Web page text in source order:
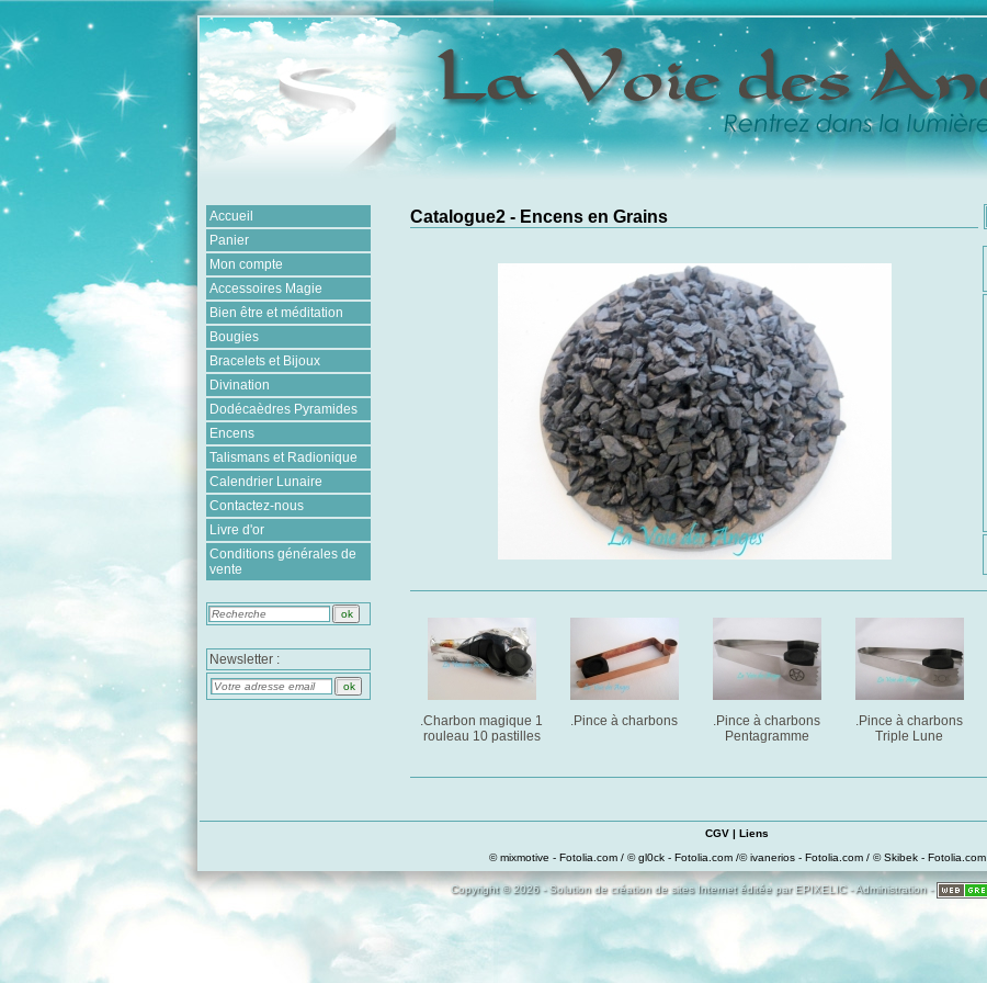
Accueil
Panier
Mon compte
Accessoires Magie
Bien être et méditation
Bougies
Bracelets et Bijoux
Divination
Dodécaèdres Pyramides
Encens
Talismans et Radionique
Calendrier Lunaire
Contactez-nous
Livre d'or
Conditions générales de
vente
Newsletter :
Catalogue2 - Encens en Grains
.Charbon magique 1
rouleau 10 pastilles
.Pince à charbons
.Pince à charbons
Pentagramme
.Pince à charbons
Triple Lune
CGV | Liens
© mixmotive - Fotolia.com / © gl0ck - Fotolia.com /© ivanerios - Fotolia.com / © Skibek - Fotolia.com
Copyright © 2026 - Solution de création de sites Internet éditée par EPIXELIC- Administration-